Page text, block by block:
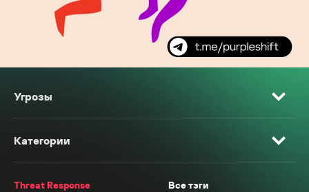
Угрозы
Категории
Threat Response
Все тэги